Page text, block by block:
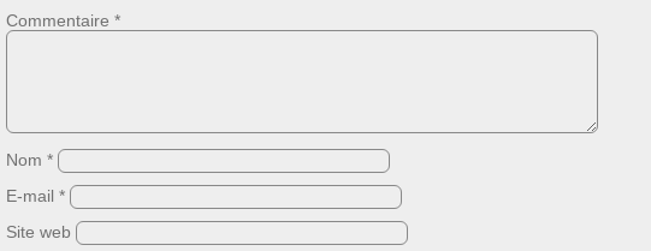
Commentaire *
Nom *
E-mail *
Site web